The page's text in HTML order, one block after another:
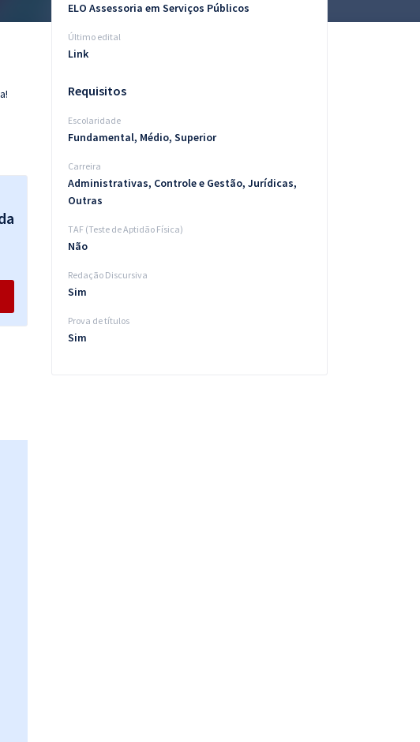
ELO Assessoria em Serviços Públicos
Último edital
Link
Requisitos
Escolaridade
Fundamental, Médio, Superior
Carreira
Administrativas, Controle e Gestão, Jurídicas,
Outras
TAF (Teste de Aptidão Física)
Não
Redação Discursiva
Sim
Prova de títulos
Sim